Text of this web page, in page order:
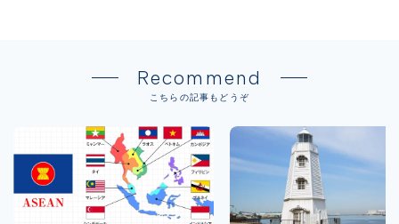
Recommend
こちらの記事もどうぞ